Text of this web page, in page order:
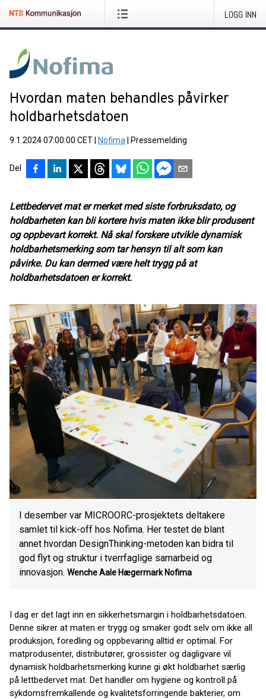
LOGG INN
Hvordan maten behandles påvirker
holdbarhetsdatoen
9.1.2024 07:00:00 CET Nofima Pressemelding
Del
Lettbedervet mat er merket med siste forbruksdato, og
holdbarheten kan bli kortere hvis maten ikke blir produsent
og oppbevart korrekt. Nå skal forskere utvikle dynamisk
holdbarhetsmerking som tar hensyn til alt som kan
påvirke. Du kan dermed være helt trygg på at
holdbarhetsdatoen er korrekt.
I desember var MICROORC-prosjektets deltakere
samlet til kick-off hos Nofima. Her testet de blant
annet hvordan DesignThinking-metoden kan bidra til
god flyt og struktur i tverrfaglige samarbeid og
innovasjon. Wenche Aale Hægermark Nofima
I dag er det lagt inn en sikkerhetsmargin i holdbarhetsdatoen.
Denne sikrer at maten er trygg og smaker godt selv om ikke all
produksjon, foredling og oppbevaring alltid er optimal. For
matprodusenter, distributører, grossister og dagligvare vil
dynamisk holdbarhetsmerking kunne gi økt holdbarhet særlig
på lettbedervet mat. Det handler om hygiene og kontroll på
sykdomsfremkallende og kvalitetsforringende bakterier, om